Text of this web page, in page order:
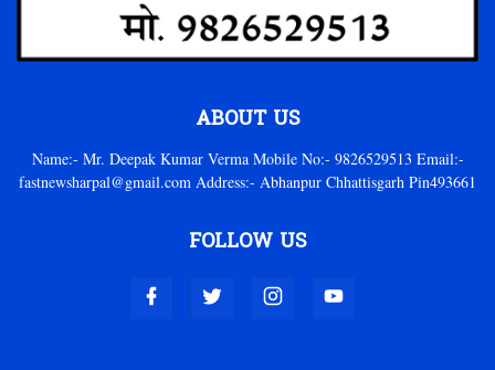
ABOUT US
Name:- Mr. Deepak Kumar Verma Mobile No:- 9826529513 Email:-
fastnewsharpal@gmail.com Address:- Abhanpur Chhattisgarh Pin493661
FOLLOW US